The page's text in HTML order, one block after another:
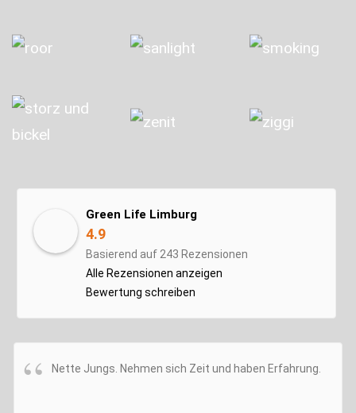
Green Life Limburg
4.9
Basierend auf 243 Rezensionen
Alle Rezensionen anzeigen
Bewertung schreiben
Nette Jungs. Nehmen sich Zeit und haben Erfahrung.